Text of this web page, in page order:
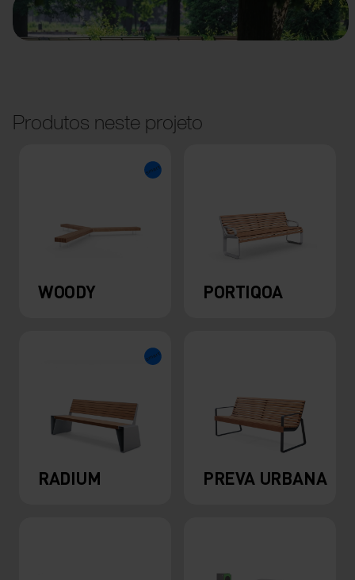
Produtos neste projeto
WOODY PORTIQOA
RADIUM PREVA URBANA